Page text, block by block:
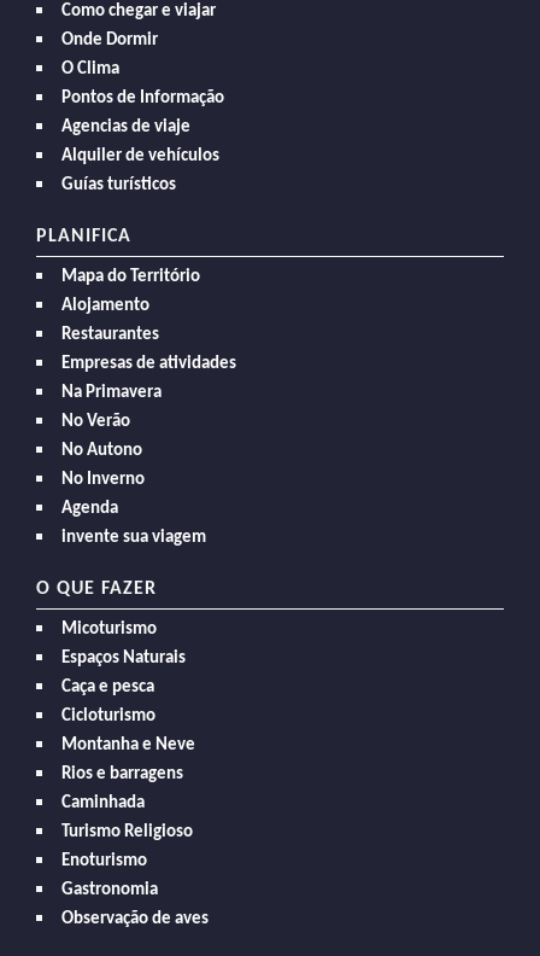
Como chegar e viajar
Onde Dormir
O Clima
Pontos de Informação
Agencias de viaje
Alquiler de vehículos
Guías turísticos
PLANIFICA
Mapa do Território
Alojamento
Restaurantes
Empresas de atividades
Na Primavera
No Verão
No Autono
No Inverno
Agenda
invente sua viagem
O QUE FAZER
Micoturismo
Espaços Naturais
Caça e pesca
Cicloturismo
Montanha e Neve
Rios e barragens
Caminhada
Turismo Religioso
Enoturismo
Gastronomia
Observação de aves